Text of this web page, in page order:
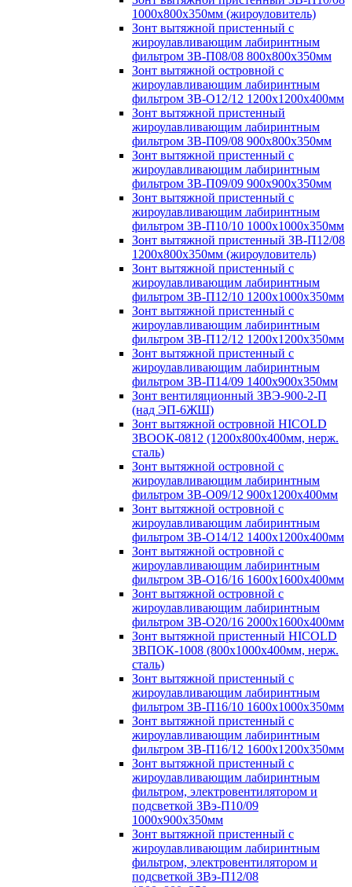
1000х800х350мм (жироуловитель)
Зонт вытяжной пристенный с
жироулавливающим лабиринтным
фильтром ЗВ-П08/08 800х800х350мм
Зонт вытяжной островной с
жироулавливающим лабиринтным
фильтром ЗВ-О12/12 1200х1200х400мм
Зонт вытяжной пристенный
жироулавливающим лабиринтным
фильтром ЗВ-П09/08 900х800х350мм
Зонт вытяжной пристенный с
жироулавливающим лабиринтным
фильтром ЗВ-П09/09 900х900х350мм
Зонт вытяжной пристенный с
жироулавливающим лабиринтным
фильтром ЗВ-П10/10 1000х1000х350мм
Зонт вытяжной пристенный ЗВ-П12/08
1200х800х350мм (жироуловитель)
Зонт вытяжной пристенный с
жироулавливающим лабиринтным
фильтром ЗВ-П12/10 1200х1000х350мм
Зонт вытяжной пристенный с
жироулавливающим лабиринтным
фильтром ЗВ-П12/12 1200х1200х350мм
Зонт вытяжной пристенный с
жироулавливающим лабиринтным
фильтром ЗВ-П14/09 1400х900х350мм
Зонт вентиляционный ЗВЭ-900-2-П
(над ЭП-6ЖШ)
Зонт вытяжной островной HICOLD
ЗВООК-0812 (1200х800x400мм, нерж.
сталь)
Зонт вытяжной островной с
жироулавливающим лабиринтным
фильтром ЗВ-О09/12 900х1200х400мм
Зонт вытяжной островной с
жироулавливающим лабиринтным
фильтром ЗВ-О14/12 1400х1200х400мм
Зонт вытяжной островной с
жироулавливающим лабиринтным
фильтром ЗВ-О16/16 1600х1600х400мм
Зонт вытяжной островной с
жироулавливающим лабиринтным
фильтром ЗВ-О20/16 2000х1600х400мм
Зонт вытяжной пристенный HICOLD
ЗВПОК-1008 (800х1000х400мм, нерж.
сталь)
Зонт вытяжной пристенный с
жироулавливающим лабиринтным
фильтром ЗВ-П16/10 1600х1000х350мм
Зонт вытяжной пристенный с
жироулавливающим лабиринтным
фильтром ЗВ-П16/12 1600х1200х350мм
Зонт вытяжной пристенный с
жироулавливающим лабиринтным
фильтром, электровентилятором и
подсветкой ЗВэ-П10/09
1000х900х350мм
Зонт вытяжной пристенный с
жироулавливающим лабиринтным
фильтром, электровентилятором и
подсветкой ЗВэ-П12/08